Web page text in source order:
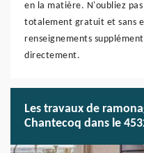
en la matière. N'oubliez
totalement gratuit et sans
renseignements
directement.
Les travaux de
Chantecoq dans le